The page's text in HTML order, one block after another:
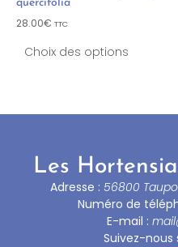
quercifolia
28.00€ TTC
Choix des options
Les
Adresse : 56800
Numéro de
E-mail :
Suivez-nous